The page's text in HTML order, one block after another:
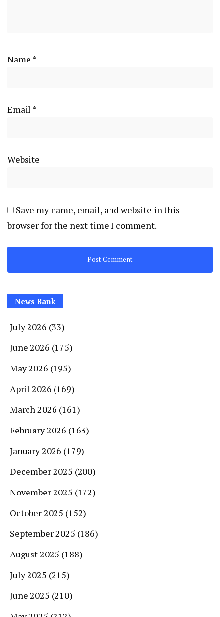
Name *
Email *
Website
Save my name, email, and website in this
browser for the next time I comment.
News Bank
July 2026 (33)
June 2026 (175)
May 2026 (195)
April 2026 (169)
March 2026 (161)
February 2026 (163)
January 2026 (179)
December 2025 (200)
November 2025 (172)
October 2025 (152)
September 2025 (186)
August 2025 (188)
July 2025 (215)
June 2025 (210)